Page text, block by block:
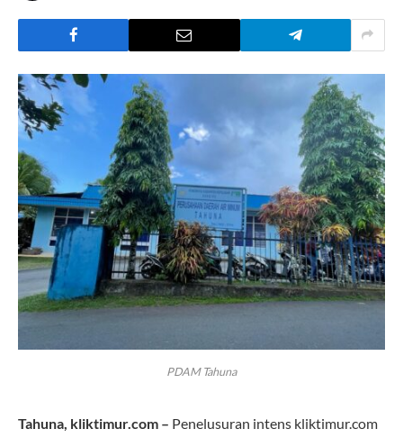
PDAM Tahuna
Tahuna, kliktimur.com – Penelusuran intens kliktimur.com